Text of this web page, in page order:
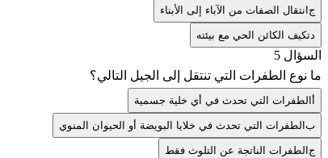
ج انتقال الصفات من الآباء إلى الأبناء
دتكيف الكائن الحي مع بيئته
السؤال 5
ما نوع الطفرات التي تنتقل إلى الجيل التالي؟
أ الطفرات التي تحدث في أي خلية جسمية
ب الطفرات التي تحدث في خلايا البويضة أو الحيوان المنوي
ج الطفرات الناتجة عن التلوث فقط